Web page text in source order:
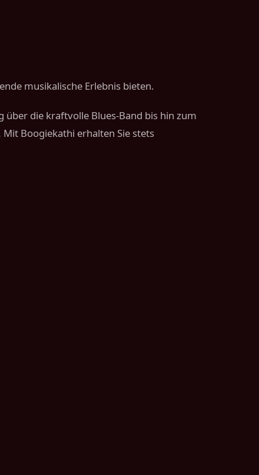
musikalische Erlebnis bieten.
die kraftvolle Blues-Band bis hin zum
Mit Boogiekathi erhalten Sie stets